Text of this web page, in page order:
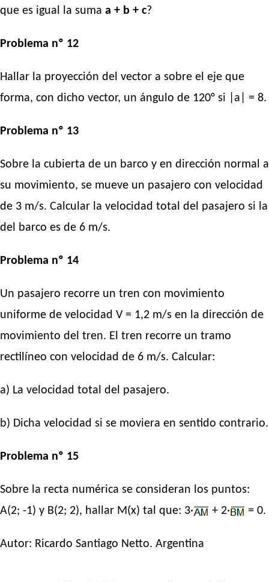
que es igual la suma a + b + c?
Problema nº 12
Hallar la proyección del vector a sobre el eje que
forma, con dicho vector, un ángulo de 120° si |a| = 8.
Problema nº 13
Sobre la cubierta de un barco y en dirección normal a
su movimiento, se mueve un pasajero con velocidad
de 3 m/s. Calcular la velocidad total del pasajero si la
del barco es de 6 m/s.
Problema nº 14
Un pasajero recorre un tren con movimiento
uniforme de velocidad V = 1,2 m/s en la dirección de
movimiento del tren. El tren recorre un tramo
rectilíneo con velocidad de 6 m/s. Calcular:
a) La velocidad total del pasajero.
b) Dicha velocidad si se moviera en sentido contrario.
Problema nº 15
Sobre la recta numérica se consideran los puntos:
A(2; -1) y B(2; 2), hallar M(x) tal que: 3·
+ 2· = 0.
Autor: Ricardo Santiago Netto. Argentina